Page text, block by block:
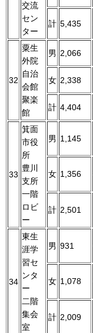
交流
セン
ター
計 5,435
32
粟生
外院
自治
会館
聚楽
館
男 2,066
女 2,338
計 4,404
33
箕面
市役
所
豊川
支所
一階
ロビ
ー
男 1,145
女 1,356
計 2,501
34
東生
涯学
習セ
ンタ
ー
二階
集会
室
男 931
女 1,078
計 2,009